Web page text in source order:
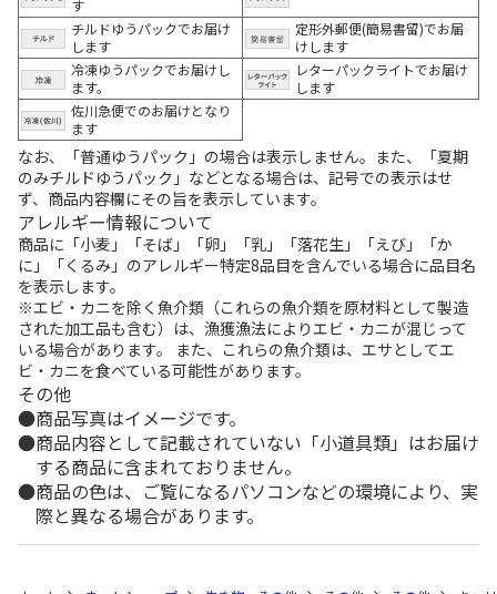
す
チルドゆうパックでお届け
します
定形外郵便(簡易書留)でお届
けします
冷凍ゆうパックでお届けし
ます。
レターパックライトでお届け
します
佐川急便でのお届けとなり
ます
なお、「普通ゆうパック」の場合は表示しません。また、「夏期
のみチルドゆうパック」などとなる場合は、記号での表示はせ
ず、商品内容欄にその旨を表示しています。
アレルギー情報について
商品に「小麦」「そば」「卵」「乳」「落花生」「えび」「か
に」「くるみ」のアレルギー特定8品目を含んでいる場合に品目名
を表示します。
※エビ・カニを除く魚介類（これらの魚介類を原材料として製造
された加工品も含む）は、漁獲漁法によりエビ・カニが混じって
いる場合があります。 また、これらの魚介類は、エサとしてエ
ビ・カニを食べている可能性があります。
その他
商品写真はイメージです。
商品内容として記載されていない「小道具類」はお届け
する商品に含まれておりません。
商品の色は、ご覧になるパソコンなどの環境により、実
際と異なる場合があります。